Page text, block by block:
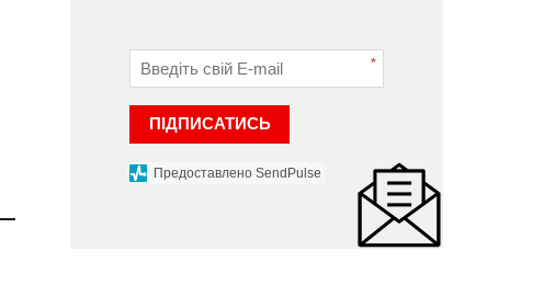
Хмельниччини
сертифікати на
стипендії
*
ПІДПИСАТИСЬ
Предоставлено SendPulse